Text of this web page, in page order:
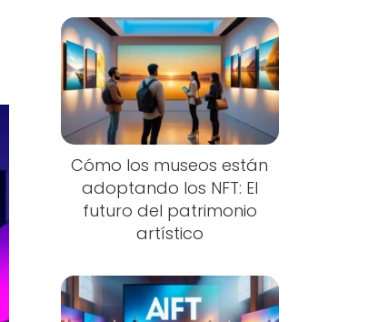
Cómo los museos están
adoptando los NFT: El
futuro del patrimonio
artístico